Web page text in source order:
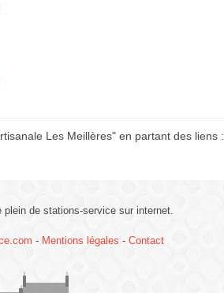
Les Meillères" en partant des liens :
de stations-service sur internet.
- Mentions légales - Contact